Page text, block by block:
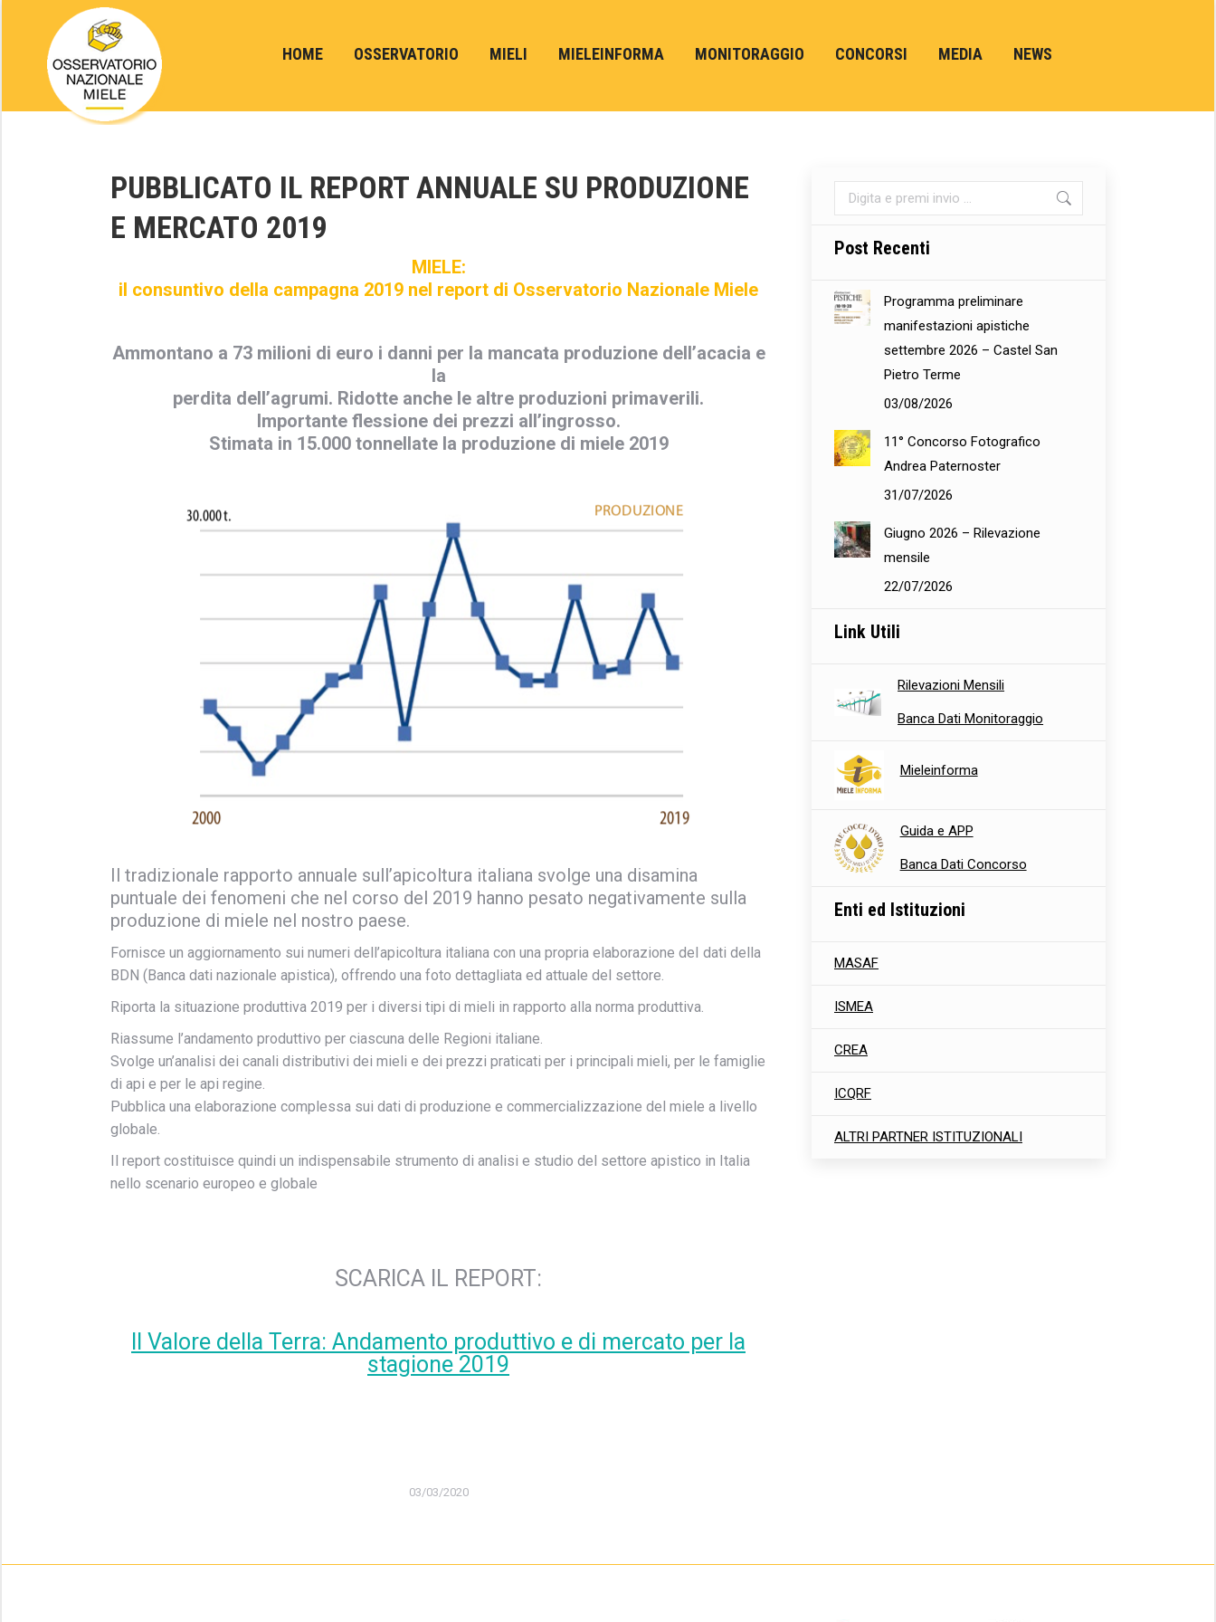
HOME OSSERVATORIO MIELI MIELEINFORMA MONITORAGGIO CONCORSI MEDIA NEWS
PUBBLICATO IL REPORT ANNUALE SU PRODUZIONE
E MERCATO 2019
MIELE:
il consuntivo della campagna 2019 nel report di Osservatorio Nazionale Miele
Ammontano a 73 milioni di euro i danni per la mancata produzione dell’acacia e
la
perdita dell’agrumi. Ridotte anche le altre produzioni primaverili.
Importante flessione dei prezzi all’ingrosso.
Stimata in 15.000 tonnellate la produzione di miele 2019
Il tradizionale rapporto annuale sull’apicoltura italiana svolge una disamina
puntuale dei fenomeni che nel corso del 2019 hanno pesato negativamente sulla
produzione di miele nel nostro paese.
Fornisce un aggiornamento sui numeri dell’apicoltura italiana con una propria elaborazione deI dati della
BDN (Banca dati nazionale apistica), offrendo una foto dettagliata ed attuale del settore.
Riporta la situazione produttiva 2019 per i diversi tipi di mieli in rapporto alla norma produttiva.
Riassume l’andamento produttivo per ciascuna delle Regioni italiane.
Svolge un’analisi dei canali distributivi dei mieli e dei prezzi praticati per i principali mieli, per le famiglie
di api e per le api regine.
Pubblica una elaborazione complessa sui dati di produzione e commercializzazione del miele a livello
globale.
Il report costituisce quindi un indispensabile strumento di analisi e studio del settore apistico in Italia
nello scenario europeo e globale
SCARICA IL REPORT:
Il Valore della Terra: Andamento produttivo e di mercato per la
stagione 2019
03/03/2020
Cerca:
Post Recenti
Programma preliminare
manifestazioni apistiche
settembre 2026 – Castel San
Pietro Terme
03/08/2026
11° Concorso Fotografico
Andrea Paternoster
31/07/2026
Giugno 2026 – Rilevazione
mensile
22/07/2026
Link Utili
Rilevazioni Mensili
Banca Dati Monitoraggio
Mieleinforma
Guida e APP
Banca Dati Concorso
Enti ed Istituzioni
MASAF
ISMEA
CREA
ICQRF
ALTRI PARTNER ISTITUZIONALI